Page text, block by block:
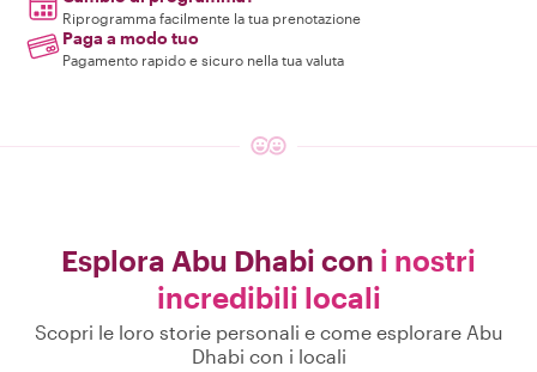
Riprogramma facilmente la tua prenotazione
Paga a modo tuo
Pagamento rapido e sicuro nella tua valuta
Esplora Abu Dhabi con i nostri
incredibili locali
Scopri le loro storie personali e come esplorare Abu
Dhabi con i locali